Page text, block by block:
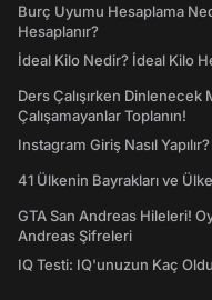
Burç Uyumu Hesaplama
Hesaplanır?
İdeal Kilo Nedir? İdeal Kilo
Ders Çalışırken
Çalışamayanlar Toplanın!
Instagram Giriş Nasıl
41 Ülkenin Bayrakları ve
GTA San Andreas Hileleri!
Andreas Şifreleri
IQ Testi: IQ'unuzun Kaç